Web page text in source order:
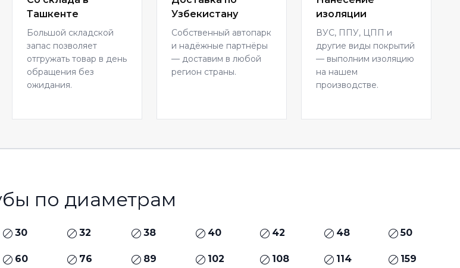
Ташкенте
Большой складской
запас позволяет
отгружать товар в день
обращения без
ожидания.
Узбекистану
Собственный автопарк
и надёжные партнёры
— доставим в любой
регион страны.
изоляции
ВУС, ППУ, ЦПП и
другие виды покрытий
— выполним изоляцию
на нашем
производстве.
по диаметрам
30 32 38 40 42 48 50
60 76 89 102 108 114 159